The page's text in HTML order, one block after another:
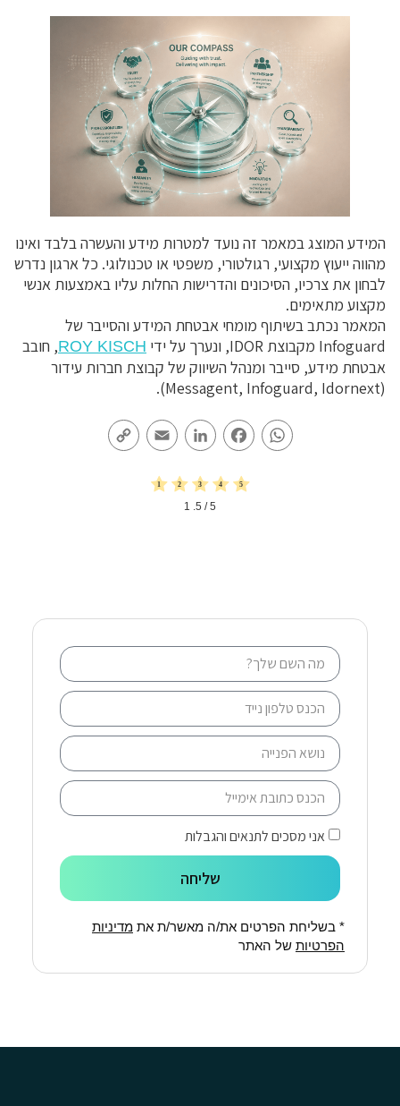
המידע המוצג במאמר זה נועד למטרות מידע והעשרה בלבד ואינו
מהווה ייעוץ מקצועי, רגולטורי, משפטי או טכנולוגי. כל ארגון נדרש
לבחון את צרכיו, הסיכונים והדרישות החלות עליו באמצעות אנשי
מקצוע מתאימים.
המאמר נכתב בשיתוף מומחי אבטחת המידע והסייבר של
Infoguard מקבוצת IDOR, ונערך על ידי
ROY KISCH, חובב
אבטחת מידע, סייבר ומנהל השיווק של קבוצת חברות עידור
(Messagent, Infoguard, Idornext).
WhatsApp
Facebook
LinkedIn
Email
5
/ 5.
1
אני מסכים לתנאים והגבלות
שליחה
* בשליחת הפרטים את/ה מאשר/ת את מדיניות
הפרטיות של האתר